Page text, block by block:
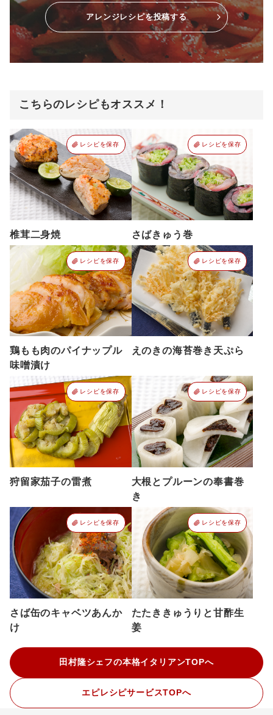
アレンジレシピを投稿する
こちらのレシピもオススメ！
レシピを保存
椎茸二身焼
レシピを保存
さばきゅう巻
レシピを保存
鶏もも肉のパイナップル
味噌漬け
レシピを保存
えのきの海苔巻き天ぷら
レシピを保存
狩留家茄子の雷煮
レシピを保存
大根とプルーンの奉書巻
き
レシピを保存
さば缶のキャベツあんか
け
レシピを保存
たたききゅうりと甘酢生
姜
田村隆シェフの本格イタリアンTOPへ
エピレシピサービスTOPへ